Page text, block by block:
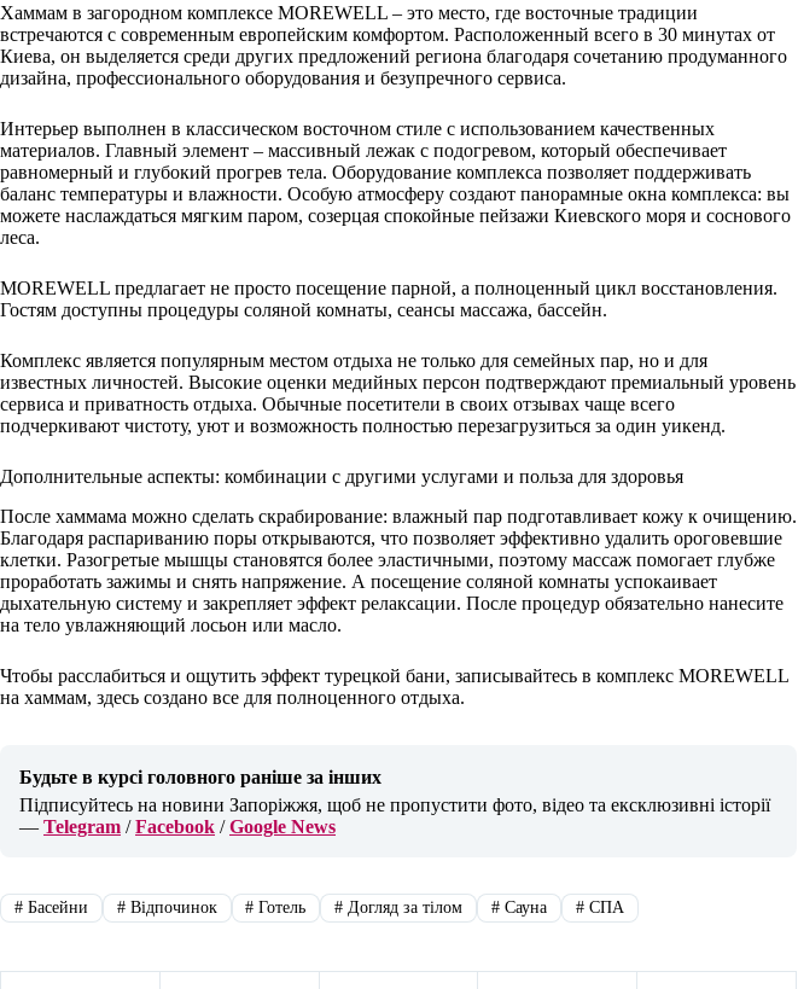
Хаммам в загородном комплексе MOREWELL – это место, где восточные традиции
встречаются с современным европейским комфортом. Расположенный всего в 30 минутах от
Киева, он выделяется среди других предложений региона благодаря сочетанию продуманного
дизайна, профессионального оборудования и безупречного сервиса.
Интерьер выполнен в классическом восточном стиле с использованием качественных
материалов. Главный элемент – массивный лежак с подогревом, который обеспечивает
равномерный и глубокий прогрев тела. Оборудование комплекса позволяет поддерживать
баланс температуры и влажности. Особую атмосферу создают панорамные окна комплекса: вы
можете наслаждаться мягким паром, созерцая спокойные пейзажи Киевского моря и соснового
леса.
MOREWELL предлагает не просто посещение парной, а полноценный цикл восстановления.
Гостям доступны процедуры соляной комнаты, сеансы массажа, бассейн.
Комплекс является популярным местом отдыха не только для семейных пар, но и для
известных личностей. Высокие оценки медийных персон подтверждают премиальный уровень
сервиса и приватность отдыха. Обычные посетители в своих отзывах чаще всего
подчеркивают чистоту, уют и возможность полностью перезагрузиться за один уикенд.
Дополнительные аспекты: комбинации с другими услугами и польза для здоровья
После хаммама можно сделать скрабирование: влажный пар подготавливает кожу к очищению.
Благодаря распариванию поры открываются, что позволяет эффективно удалить ороговевшие
клетки. Разогретые мышцы становятся более эластичными, поэтому массаж помогает глубже
проработать зажимы и снять напряжение. А посещение соляной комнаты успокаивает
дыхательную систему и закрепляет эффект релаксации. После процедур обязательно нанесите
на тело увлажняющий лосьон или масло.
Чтобы расслабиться и ощутить эффект турецкой бани, записывайтесь в комплекс MOREWELL
на хаммам, здесь создано все для полноценного отдыха.
Будьте в курсі головного раніше за інших
Підписуйтесь на новини Запоріжжя, щоб не пропустити фото, відео та ексклюзивні історії
— Telegram /Facebook /Google News
#Басейни #Відпочинок # Готель # Догляд за тілом # Сауна #СПА